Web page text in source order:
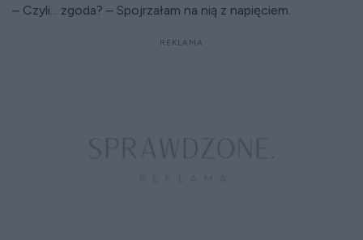
– Czyli... zgoda? – Spojrzałam na nią z napięciem.